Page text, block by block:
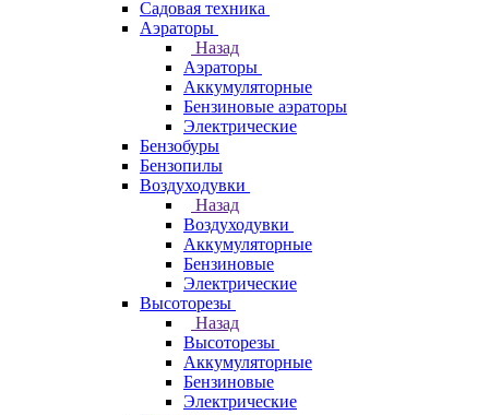
Садовая техника
Аэраторы
Назад
Аэраторы
Аккумуляторные
Бензиновые аэраторы
Электрические
Бензобуры
Бензопилы
Воздуходувки
Назад
Воздуходувки
Аккумуляторные
Бензиновые
Электрические
Высоторезы
Назад
Высоторезы
Аккумуляторные
Бензиновые
Электрические